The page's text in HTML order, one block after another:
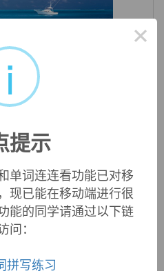
/ 3
formed from
×
i
提示
单词连连看功能已对移
现已能在移动端进行很
能的同学请通过以下链
问：
拼写练习